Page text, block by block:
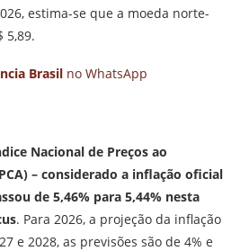
estima-se que a moeda norte-
5,89.
Brasil no WhatsApp
Nacional de Preços ao
– considerado a inflação oficial
de 5,46% para 5,44% nesta
. Para 2026, a projeção da inflação
e 2028, as previsões são de 4% e